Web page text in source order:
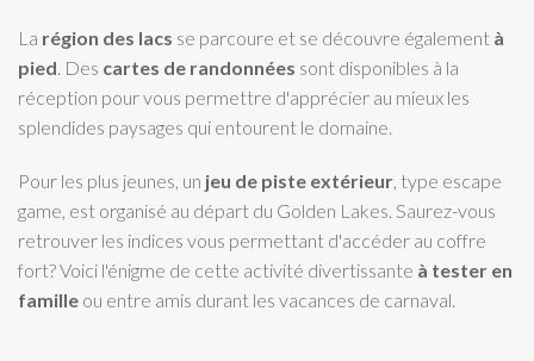
La région des lacs se parcoure et se découvre également à
pied . Des cartes de randonnées sont disponibles à la
réception pour vous permettre d'apprécier au mieux les
splendides paysages qui entourent le domaine.
Pour les plus jeunes, un jeu de piste extérieur , type escape
game, est organisé au départ du Golden Lakes. Saurez-vous
retrouver les indices vous permettant d'accéder au coffre
fort? Voici l'énigme de cette activité divertissante à tester en
famille ou entre amis durant les vacances de carnaval.